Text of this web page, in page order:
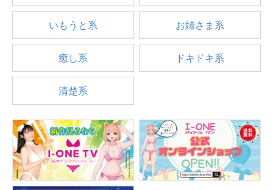
いもうと系 お姉さま系
癒し系 ドキドキ系
清楚系